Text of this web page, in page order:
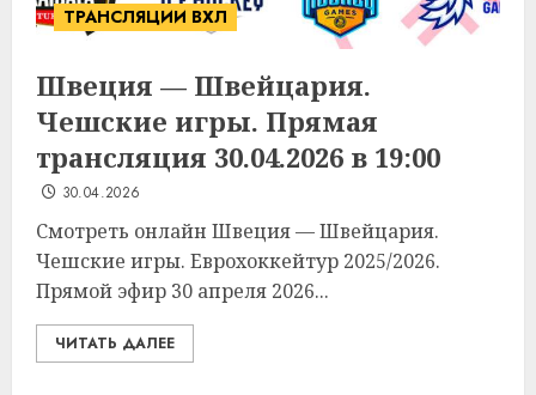
ТРАНСЛЯЦИИ ВХЛ
Швеция — Швейцария.
Чешские игры. Прямая
трансляция 30.04.2026 в 19:00
30.04.2026
Смотреть онлайн Швеция — Швейцария.
Чешские игры. Еврохоккейтур 2025/2026.
Прямой эфир 30 апреля 2026...
ЧИТАТЬ ДАЛЕЕ